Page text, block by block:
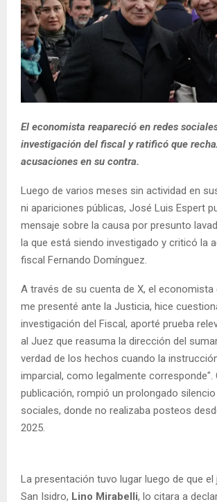
El economista reapareció en redes
investigación del fiscal y ratificó que
acusaciones en su contra.
Luego de varios meses sin actividad en
ni apariciones públicas, José Luis Espert
mensaje sobre la causa por presunto
la que está siendo investigado y criticó la
fiscal Fernando Domínguez.
A través de su cuenta de X, el economista
me presenté ante la Justicia, hice
investigación del Fiscal, aporté prueba
al Juez que reasuma la dirección del
verdad de los hechos cuando la
imparcial, como legalmente corresponde".
publicación, rompió un prolongado
sociales, donde no realizaba posteos
2025.
La presentación tuvo lugar luego de que el
San Isidro, Lino Mirabelli, lo citara a